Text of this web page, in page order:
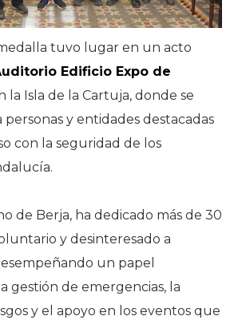
tuvo lugar en un acto
Edificio Expo de
la Isla de la Cartuja, donde se
y entidades destacadas
con la seguridad de los
de Berja, ha dedicado más de 30
y desinteresado a
un papel
gestión de emergencias, la
y el apoyo en los eventos que